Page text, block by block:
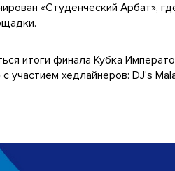
«Студенческий Арбат»,
итоги финала Кубка
участием хедлайнеров: DJ's